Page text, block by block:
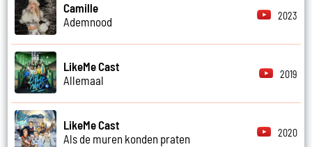
Camille
Ademnood
2023
LikeMe Cast
Allemaal
2019
LikeMe Cast
Als de muren konden praten
2020